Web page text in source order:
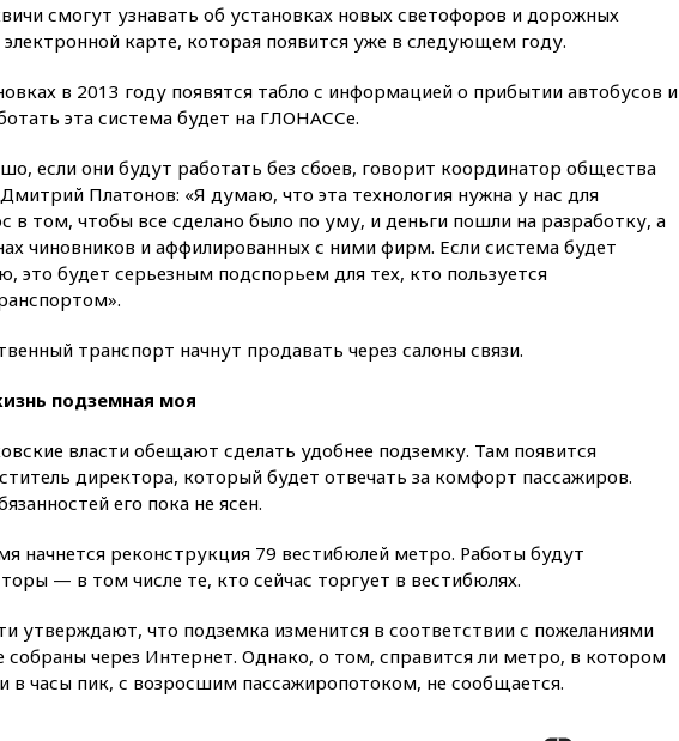
расследует серию
самоубийств своих служащих
полеты в аэропорту
В Братиславе загорелся
крупнейший НПЗ Slovnaft
16:45«Яблоко» подаст иск к
депутату Госдумы Алексею
Журавлеву
ЧЕ
день
шести до 12 лет колонии
15:45Верховный суд 10
15:35Четыре человека
пострадали при пожаре на
смогут узнавать об установках новых светофоров и дорожных
электронной карте, которая появится уже в следующем году.
в 2013 году появятся табло с информацией о прибытии автобусов и
эта система будет на ГЛОНАССе.
если они будут работать без сбоев, говорит координатор общества
Платонов: «Я думаю, что эта технология нужна у нас для
в том, чтобы все сделано было по уму, и деньги пошли на разработку, а
чиновников и аффилированных с ними фирм. Если система будет
это будет серьезным подспорьем для тех, кто пользуется
транспорт начнут продавать через салоны связи.
подземная моя
власти обещают сделать удобнее подземку. Там появится
директора, который будет отвечать за комфорт пассажиров.
его пока не ясен.
начнется реконструкция 79 вестибюлей метро. Работы будут
— в том числе те, кто сейчас торгует в вестибюлях.
утверждают, что подземка изменится в соответствии с пожеланиями
собраны через Интернет. Однако, о том, справится ли метро, в котором
в часы пик, с возросшим пассажиропотоком, не сообщается.